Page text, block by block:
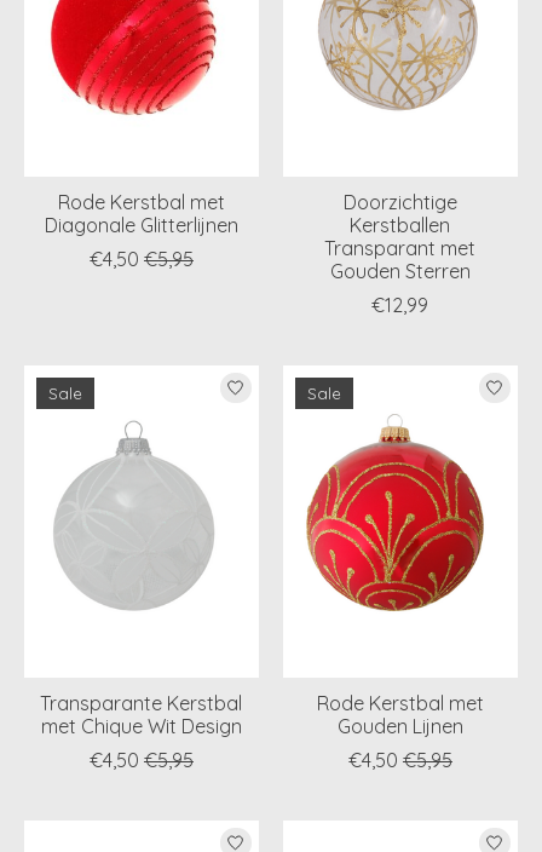
Rode Kerstbal met
Diagonale Glitterlijnen
€4,50 €5,95
Doorzichtige
Kerstballen
Transparant met
Gouden Sterren
€12,99
Sale
Transparante Kerstbal
met Chique Wit Design
€4,50 €5,95
Sale
Rode Kerstbal met
Gouden Lijnen
€4,50 €5,95